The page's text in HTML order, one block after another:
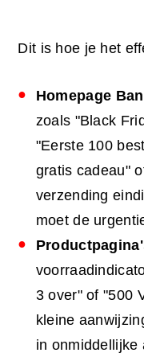
Dit is hoe je het
Homepage
zoals "Black
"Eerste 100
gratis cadeau"
verzending
moet de
3 over" of "500
kleine
in onmiddellijke